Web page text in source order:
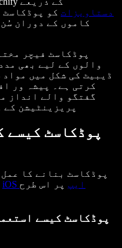
دستاویزات کو پوڈکاسٹ
کاموں کے دوران
والوں کے لیے بھی
ڈیبیٹ کی شکل میں مواد
کرتی ہے۔ پیشہ ور
گفتگو والے انداز
پریزینٹیشن کے
iOS ایپ پر اس طرح